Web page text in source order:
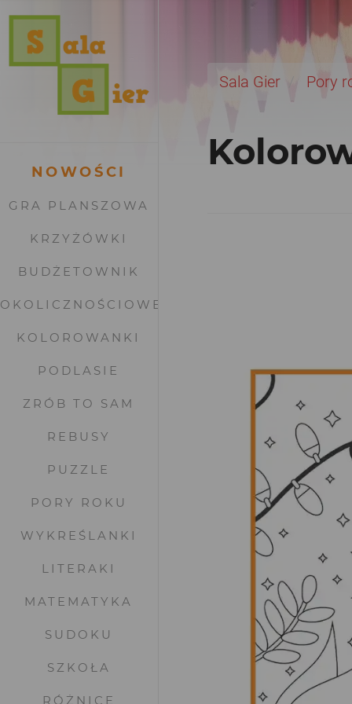
NOWOŚCI
GRA PLANSZOWA
KRZYŻÓWKI
BUDŻETOWNIK
OKOLICZNOŚCIOWE
KOLOROWANKI
PODLASIE
ZRÓB TO SAM
REBUSY
PUZZLE
PORY ROKU
WYKREŚLANKI
LITERAKI
MATEMATYKA
SUDOKU
SZKOŁA
RÓŻNICE
Sala Gier Pory